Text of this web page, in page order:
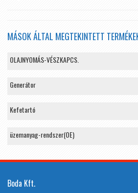
MÁSOK ÁLTAL MEGTEKINTETT
OLAJNYOMÁS-VÉSZKAPCS.
Generátor
Kefetartó
üzemanyag-rendszer(OE)
Boda Kft.